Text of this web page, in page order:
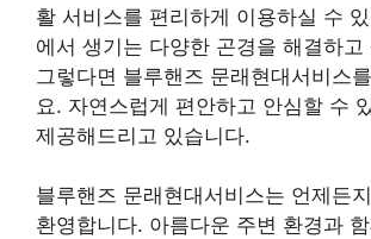
활 서비스를 편리하게 이용하실 수
에서 생기는 다양한 곤경을 해결하고
그렇다면 블루핸즈 문래현대서비스
요. 자연스럽게 편안하고 안심할 수
제공해드리고 있습니다.
블루핸즈 문래현대서비스는 언제든
환영합니다. 아름다운 주변 환경과